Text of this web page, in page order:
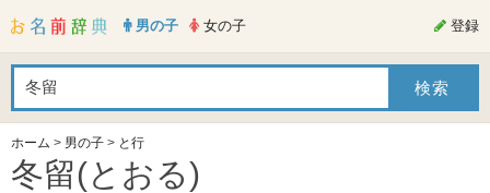
男の子 女の子 登録
ホーム > 男の子 > と行
冬留(とおる)